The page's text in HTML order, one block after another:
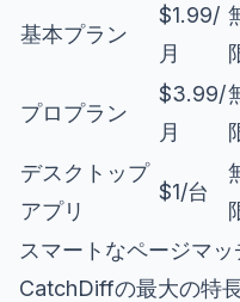
基本プラン
$1.99/
月
プロプラン
$3.99/
月
デスクトップ
アプリ
$1/台
スマートなページマ
CatchDiffの最大の特